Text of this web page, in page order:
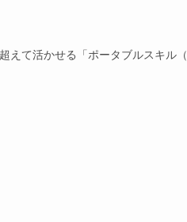
て活かせる「ポータブルスキル